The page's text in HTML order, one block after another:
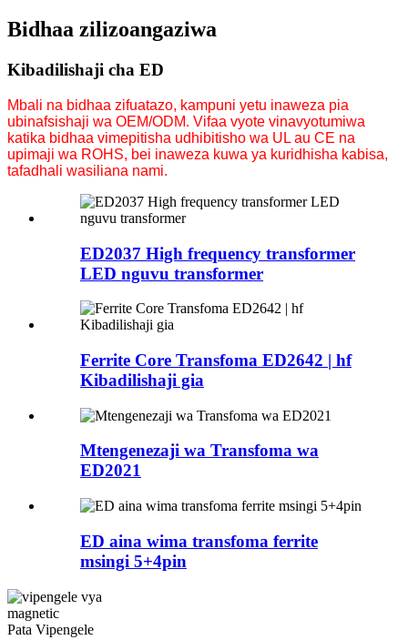
Bidhaa zilizoangaziwa
Kibadilishaji cha ED
Mbali na bidhaa zifuatazo, kampuni yetu inaweza pia
ubinafsishaji wa OEM/ODM. Vifaa vyote vinavyotumiwa
katika bidhaa vimepitisha udhibitisho wa UL au CE na
upimaji wa ROHS, bei inaweza kuwa ya kuridhisha kabisa,
tafadhali wasiliana nami.
ED2037 High frequency transformer
LED nguvu transformer
Ferrite Core Transfoma ED2642 | hf
Kibadilishaji gia
Mtengenezaji wa Transfoma wa
ED2021
ED aina wima transfoma ferrite
msingi 5+4pin
Pata Vipengele